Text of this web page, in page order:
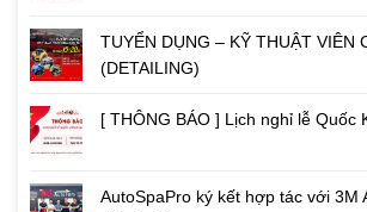
TUYỂN DỤNG – KỸ THUẬT VIÊN
(DETAILING)
[ THÔNG BÁO ] Lịch nghỉ lễ Quốc
AutoSpaPro ký kết hợp tác với 3M